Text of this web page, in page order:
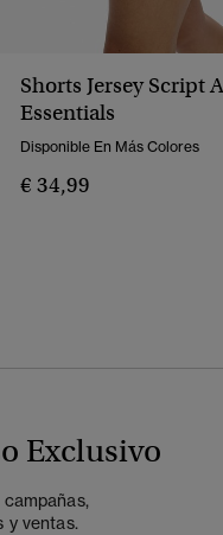
Shorts Jersey Script
Essentials
Disponible En Más Colores
€ 34,99
Exclusivo
y ventas.